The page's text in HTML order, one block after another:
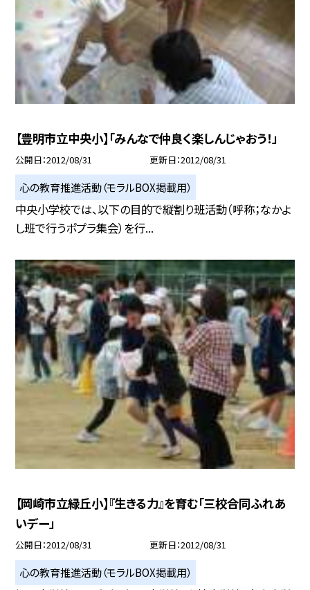
【豊明市立中央小】「みんなで仲良く楽しんじゃおう！」
公開日 2012/08/31 更新日 2012/08/31
心の教育推進活動（モラルBOX掲載用）
中央小学校では、以下の目的で縦割り班活動（呼称；なかよ
し班で行うポプラ集会）を行...
【岡崎市立緑丘小】『生きる力』を育む「三校合同ふれあ
いデー」
公開日 2012/08/31 更新日 2012/08/31
心の教育推進活動（モラルBOX掲載用）